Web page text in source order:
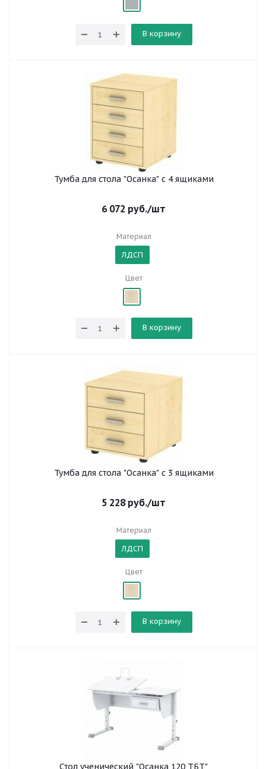
В корзину
Тумба для стола "Осанка" с 4 ящиками
6 072 руб./шт
Материал
ЛДСП
Цвет
В корзину
Тумба для стола "Осанка" с 3 ящиками
5 228руб./шт
Материал
ЛДСП
Цвет
В корзину
Стол ученический "Осанка 120 ТБТ"